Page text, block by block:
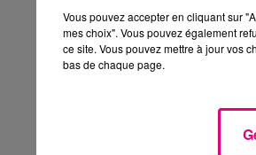
Vous pouvez accepter en cliquant sur
mes choix". Vous pouvez également
ce site. Vous pouvez mettre à jour vos
bas de chaque page.